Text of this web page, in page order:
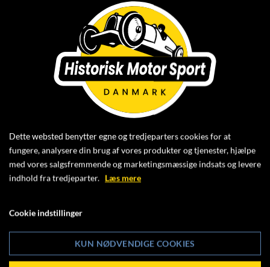
Dette websted benytter egne og tredjeparters cookies for at
fungere, analysere din brug af vores produkter og tjenester, hjælpe
med vores salgsfremmende og marketingsmæssige indsats og levere
indhold fra tredjeparter. Læs mere
Cookie indstillinger
KUN NØDVENDIGE COOKIES